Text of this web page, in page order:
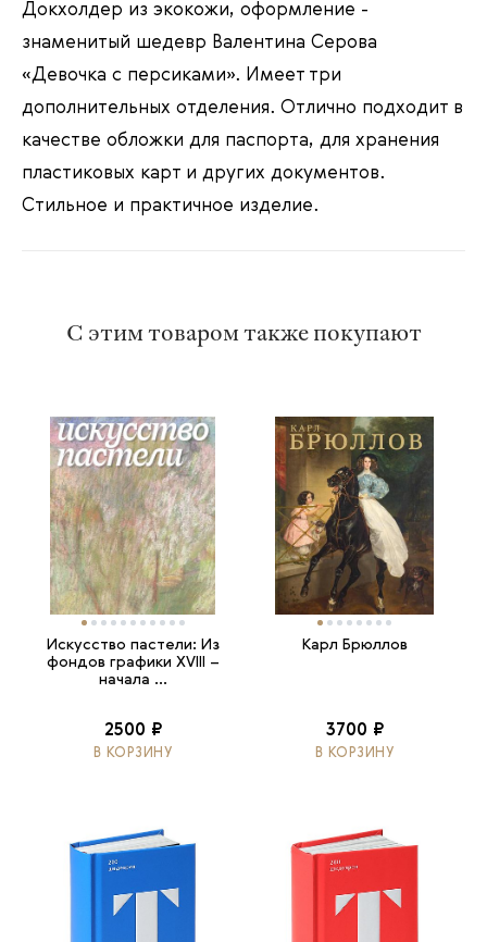
Докхолдер из экокожи, оформление -
знаменитый шедевр Валентина Серова
«Девочка с персиками». Имеет три
дополнительных отделения. Отлично подходит в
качестве обложки для паспорта, для хранения
пластиковых карт и других документов.
Стильное и практичное изделие.
С этим товаром также покупают
Искусство пастели: Из
фондов графики XVIII –
начала ...
2500 ₽
В КОРЗИНУ
Карл Брюллов
3700 ₽
В КОРЗИНУ